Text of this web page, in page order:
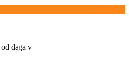
od daga v